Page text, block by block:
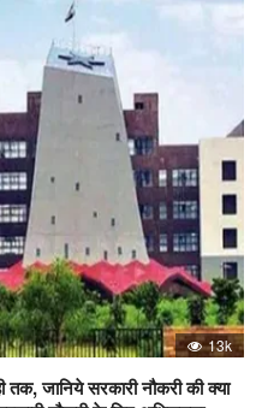
13k
जानिये सरकारी नौकरी की क्या